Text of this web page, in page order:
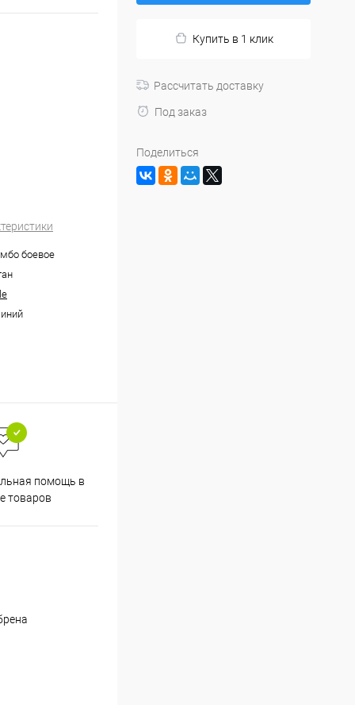
боевое
помощь в
товаров
Купить в 1 клик
Рассчитать доставку
Под заказ
Поделиться